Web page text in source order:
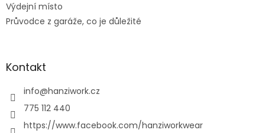
Výdejní místo
Průvodce z garáže, co je důležité
Kontakt
info@hanziwork.cz
775 112 440
https://www.facebook.com/hanziworkwear